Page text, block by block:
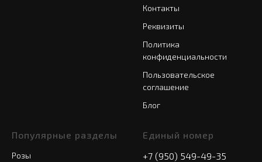
Контакты
Реквизиты
Политика
конфиденциальности
Пользовательское
соглашение
Блог
Популярные разделы
Розы
Единый номер
+7 (950) 549-49-35